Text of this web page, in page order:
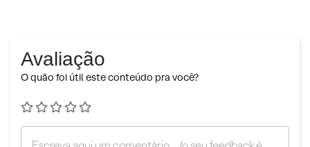
Avaliação
O quão foi útil este conteúdo pra você?